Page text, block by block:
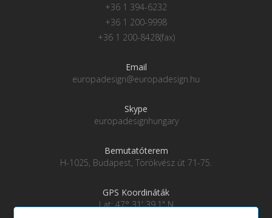
+36 1 394-6232
+36 1 200-9998
+36 1 200-8428(fax)
Email
europadesign@europadesign.hu
Skype
europadesignhungary
Bemutatóterem
H-1025, Budapest, Törökvész út 71-75.
GPS Koordináták
Lat: 47° 31' 39.1" N